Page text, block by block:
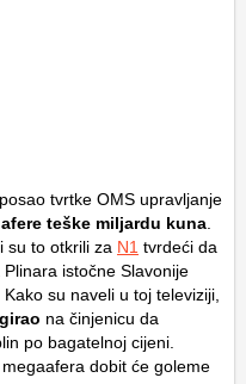
tvrtke OMS upravljanje
teške miljardu kuna
su to otkrili za N1 tvrdeći da
istočne Slavonije
su naveli u toj televiziji,
na činjenicu da
po bagatelnoj cijeni.
dobit će goleme